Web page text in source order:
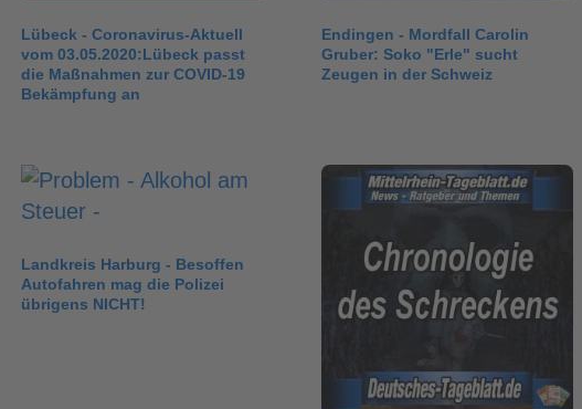
Lübeck - Coronavirus-Aktuell
vom 03.05.2020:Lübeck passt
die Maßnahmen zur COVID-19
Bekämpfung an
Endingen - Mordfall Carolin
Gruber: Soko "Erle" sucht
Zeugen in der Schweiz
Landkreis Harburg - Besoffen
Autofahren mag die Polizei
übrigens NICHT!